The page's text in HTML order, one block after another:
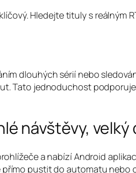
Hledejte tituly s
dlouhých sérií nebo
Tato jednoduchost
návštěvy, velký
a nabízí Android
pustit do automatu nebo